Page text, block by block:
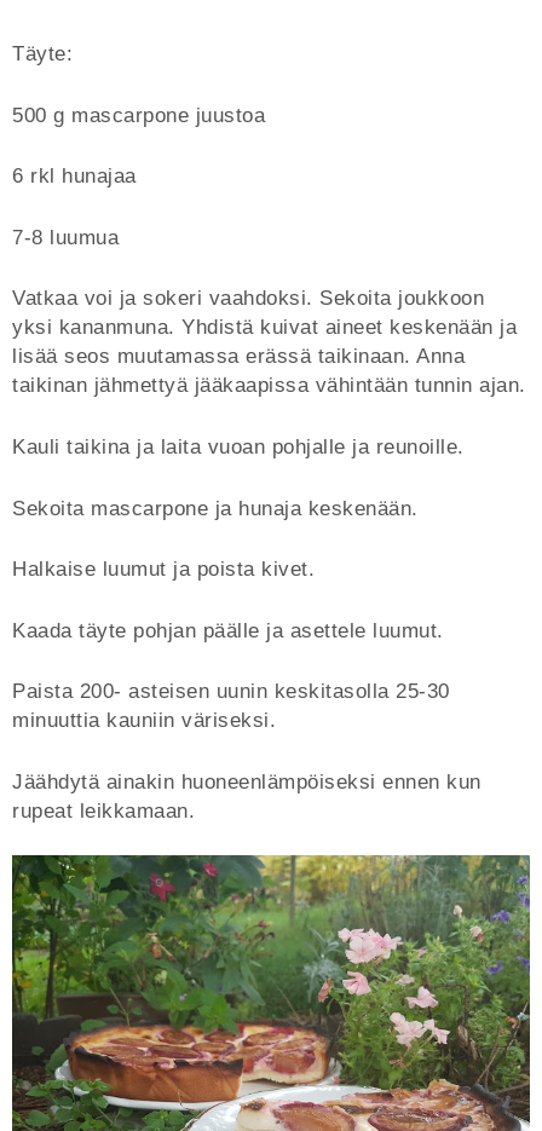
Täyte:
500 g mascarpone juustoa
6 rkl hunajaa
7-8 luumua
Vatkaa voi ja sokeri vaahdoksi. Sekoita joukkoon
yksi kananmuna. Yhdistä kuivat aineet keskenään ja
lisää seos muutamassa erässä taikinaan. Anna
taikinan jähmettyä jääkaapissa vähintään tunnin ajan.
Kauli taikina ja laita vuoan pohjalle ja reunoille.
Sekoita mascarpone ja hunaja keskenään.
Halkaise luumut ja poista kivet.
Kaada täyte pohjan päälle ja asettele luumut.
Paista 200- asteisen uunin keskitasolla 25-30
minuuttia kauniin väriseksi.
Jäähdytä ainakin huoneenlämpöiseksi ennen kun
rupeat leikkamaan.